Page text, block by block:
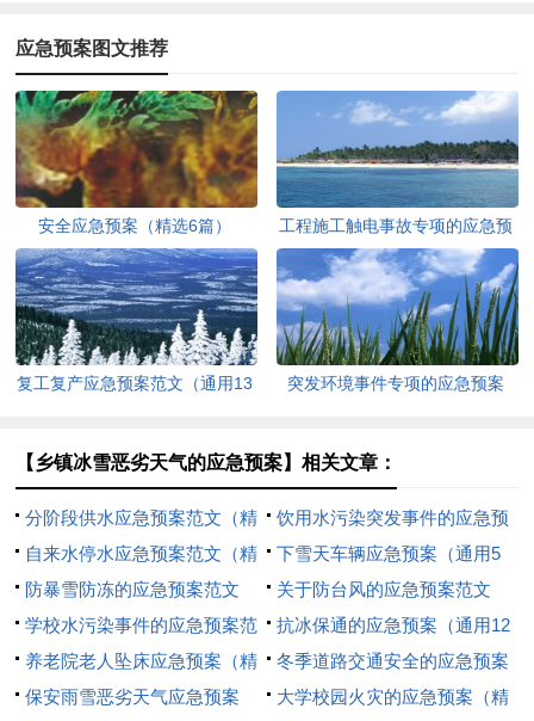
应急预案图文推荐
安全应急预案（精选6篇）
工程施工触电事故专项的应急预
案范文（精选6篇）
复工复产应急预案范文（通用13
突发环境事件专项的应急预案
【乡镇冰雪恶劣天气的应急预案】相关文章：
分阶段供水应急预案范文（精
选13篇）
饮用水污染突发事件的应急预
案
自来水停水应急预案范文（精
选6篇）
下雪天车辆应急预案（通用5
篇）
防暴雪防冻的应急预案范文
（精选8篇）
关于防台风的应急预案范文
学校水污染事件的应急预案范
文（精选7篇）
抗冰保通的应急预案（通用12
篇）
养老院老人坠床应急预案（精
选6篇）
冬季道路交通安全的应急预案
（通用5篇）
保安雨雪恶劣天气应急预案 大学校园火灾的应急预案（精